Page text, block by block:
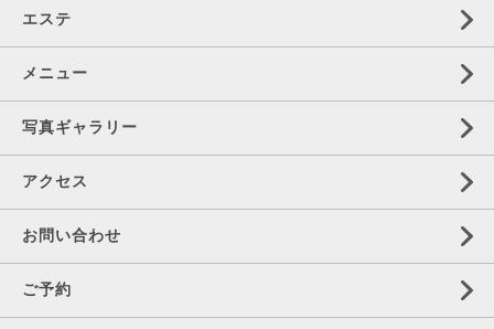
エステ
メニュー
写真ギャラリー
アクセス
お問い合わせ
ご予約